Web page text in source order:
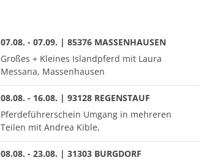
07.08. - 07.09. | 85376 MASSENHAUSEN
Großes + Kleines Islandpferd mit Laura
Messana, Massenhausen
08.08. - 16.08. | 93128 REGENSTAUF
Pferdeführerschein Umgang in mehreren
Teilen mit Andrea Kible,
08.08. - 23.08. | 31303 BURGDORF